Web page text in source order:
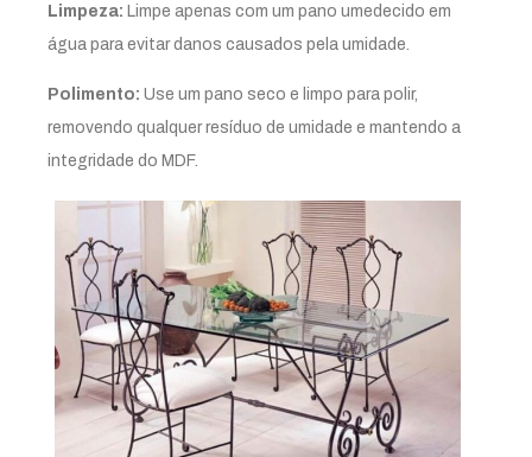
Limpeza: Limpe apenas com um pano umedecido em
água para evitar danos causados pela umidade.
Polimento: Use um pano seco e limpo para polir,
removendo qualquer resíduo de umidade e mantendo a
integridade do MDF.